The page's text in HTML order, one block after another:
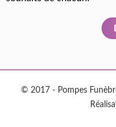
© 2017 - Pompes